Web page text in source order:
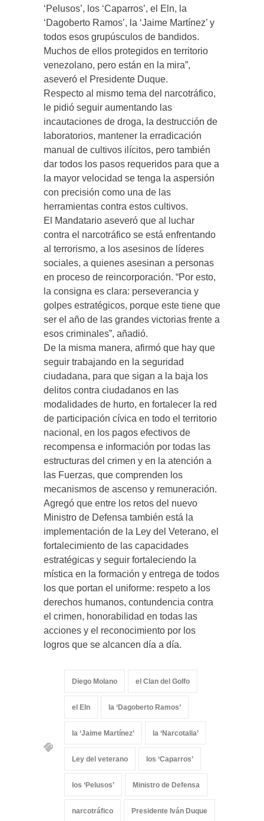
‘Pelusos’, los ‘Caparros’, el Eln, la
‘Dagoberto Ramos’, la ‘Jaime Martínez’ y
todos esos grupúsculos de bandidos.
Muchos de ellos protegidos en territorio
venezolano, pero están en la mira”,
aseveró el Presidente Duque.
Respecto al mismo tema del narcotráfico,
le pidió seguir aumentando las
incautaciones de droga, la destrucción de
laboratorios, mantener la erradicación
manual de cultivos ilícitos, pero también
dar todos los pasos requeridos para que a
la mayor velocidad se tenga la aspersión
con precisión como una de las
herramientas contra estos cultivos.
El Mandatario aseveró que al luchar
contra el narcotráfico se está enfrentando
al terrorismo, a los asesinos de líderes
sociales, a quienes asesinan a personas
en proceso de reincorporación. “Por esto,
la consigna es clara: perseverancia y
golpes estratégicos, porque este tiene que
ser el año de las grandes victorias frente a
esos criminales”, añadió.
De la misma manera, afirmó que hay que
seguir trabajando en la seguridad
ciudadana, para que sigan a la baja los
delitos contra ciudadanos en las
modalidades de hurto, en fortalecer la red
de participación cívica en todo el territorio
nacional, en los pagos efectivos de
recompensa e información por todas las
estructuras del crimen y en la atención a
las Fuerzas, que comprenden los
mecanismos de ascenso y remuneración.
Agregó que entre los retos del nuevo
Ministro de Defensa también está la
implementación de la Ley del Veterano, el
fortalecimiento de las capacidades
estratégicas y seguir fortaleciendo la
mística en la formación y entrega de todos
los que portan el uniforme: respeto a los
derechos humanos, contundencia contra
el crimen, honorabilidad en todas las
acciones y el reconocimiento por los
logros que se alcancen día a día.
Diego Molano el Clan del Golfo
el Eln la ‘Dagoberto Ramos’
la ‘Jaime Martínez’ la ‘Narcotalia’
Ley del veterano los ‘Caparros’
los ‘Pelusos’ Ministro de Defensa
narcotráfico Presidente Iván Duque